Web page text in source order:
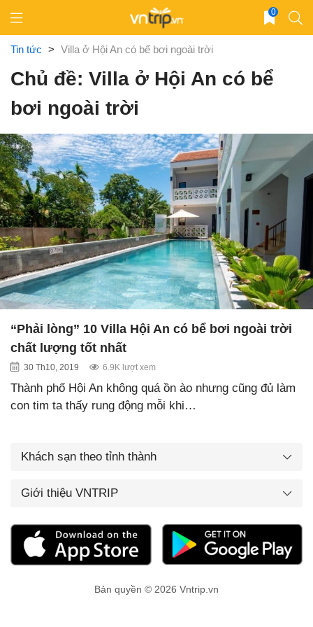
content
0
Tin tức > Villa ở Hội An có bể bơi ngoài trời
Chủ đề: Villa ở Hội An có bể
bơi ngoài trời
“Phải lòng” 10 Villa Hội An có bể bơi ngoài trời
chất lượng tốt nhất
30 Th10, 2019 6.9K lượt xem
Thành phố Hội An không quá ồn ào nhưng cũng đủ làm
con tim ta thấy rung động mỗi khi…
Khách sạn theo tỉnh thành
Giới thiệu VNTRIP
Bản quyền © 2026 Vntrip.vn